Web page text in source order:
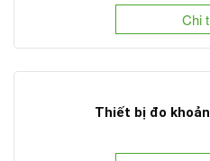
Chi
Thiết bị đo